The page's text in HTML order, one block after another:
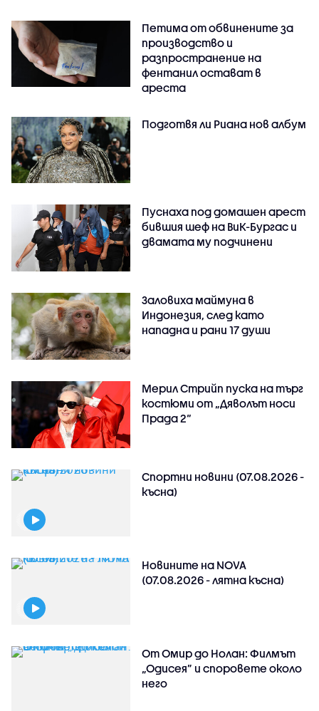
Петима от обвинените за
производство и
разпространение на
фентанил остават в
ареста
Подготвя ли Риана нов албум
Пуснаха под домашен арест
бившия шеф на ВиК-Бургас и
двамата му подчинени
Заловиха маймуна в
Индонезия, след като
нападна и рани 17 души
Мерил Стрийп пуска на търг
костюми от „Дяволът носи
Прада 2“
Спортни новини (07.08.2026 -
късна)
Новините на NOVA
(07.08.2026 - лятна късна)
От Омир до Нолан: Филмът
„Одисея” и споровете около
него